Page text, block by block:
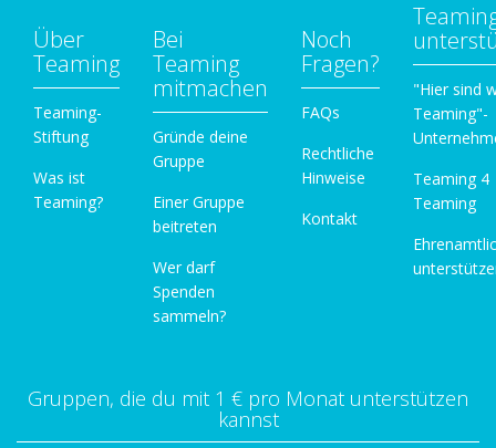
Über
Teaming
Teaming-
Stiftung
Was ist
Teaming?
Bei
Teaming
mitmachen
Gründe deine
Gruppe
Einer Gruppe
beitreten
Wer darf
Spenden
sammeln?
Noch
Fragen?
FAQs
Rechtliche
Hinweise
Kontakt
"Hier sind
Teaming"-
Teaming 4
Teaming
Gruppen, die du mit 1 € pro Monat unterstützen
kannst